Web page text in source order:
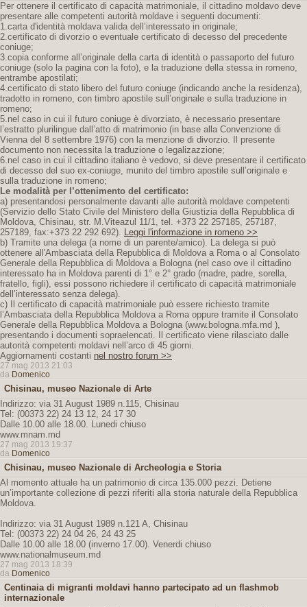
Per ottenere il certificato di capacità matrimoniale, il cittadino moldavo deve
presentare alle competenti autorità moldave i seguenti documenti:
1.carta d'identità moldava valida dell’interessato in originale;
2.certificato di divorzio o eventuale certificato di decesso del precedente
coniuge;
3.copia conforme all’originale della carta di identità o passaporto del futuro
coniuge (solo la pagina con la foto), e la traduzione della stessa in romeno,
entrambe apostilati;
4.certificato di stato libero del futuro coniuge (indicando anche la residenza),
tradotto in romeno, con timbro apostile sull’originale e sulla traduzione in
romeno;
5.nel caso in cui il futuro coniuge è divorziato, è necessario presentare
l’estratto plurilingue dall’atto di matrimonio (in base alla Convenzione di
Vienna del 8 settembre 1976) con la menzione di divorzio. Il presente
documento non necessita la traduzione o legalizazzione;
6.nel caso in cui il cittadino italiano è vedovo, si deve presentare il certificato
di decesso del suo ex-coniuge, munito del timbro apostile sull’originale e
sulla traduzione in romeno;
Le modalità per l’ottenimento del certificato:
a) presentandosi personalmente davanti alle autorità moldave competenti
(Servizio dello Stato Civile del Ministero della Giustizia della Repubblica di
Moldova, Chisinau, str. M.Viteazul 11/1, tel. +373 22 257185, 257187,
257189, fax:+373 22 292 692). Leggi l'informazione in romeno >>
b) Tramite una delega (a nome di un parente/amico). La delega si può
ottenere all'Ambasciata della Repubblica di Moldova a Roma o al Consolato
Generale della Repubblica di Moldova a Bologna (nel caso ove il cittadino
interessato ha in Moldova parenti di 1° e 2° grado (madre, padre, sorella,
fratello, figli), essi possono richiedere il certificato di capacità matrimoniale
dell’interessato senza delega).
c) Il certificato di capacità matrimoniale può essere richiesto tramite
l’Ambasciata della Repubblica Moldova a Roma oppure tramite il Consolato
Generale della Repubblica Moldova a Bologna (www.bologna.mfa.md ),
presentando i documenti sopraelencati. Il certificato viene rilasciato dalle
autorità competenti moldavi nell’arco di 45 giorni.
Aggiornamenti costanti nel nostro forum >>
27 mag 2013 21:03
da Domenico
Chisinau, museo Nazionale di Arte
Indirizzo: via 31 August 1989 n.115, Chisinau
Tel: (00373 22) 24 13 12, 24 17 30
Dalle 10.00 alle 18.00. Lunedi chiuso
www.mnam.md
27 mag 2013 19:37
da Domenico
Chisinau, museo Nazionale di Archeologia e Storia
Al momento attuale ha un patrimonio di circa 135.000 pezzi. Detiene
un’importante collezione di pezzi riferiti alla storia naturale della Repubblica
Moldova.
Indirizzo: via 31 August 1989 n.121 A, Chisinau
Tel: (00373 22) 24 04 26, 24 43 25
Dalle 10.00 alle 18.00 (inverno 17.00). Venerdi chiuso
www.nationalmuseum.md
27 mag 2013 18:39
da Domenico
Centinaia di migranti moldavi hanno partecipato ad un flashmob
internazionale